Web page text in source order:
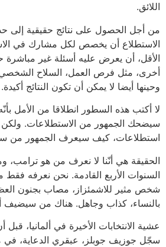
اللائق.
من أجل الحصول على نتائج حقيقية إلى
الاستطلاع أن يخصص لكل مشارك في
الأقل، أن يعرض عليه أسئلة غير
أخرى، مثل فرص العمل، السلاح
وحينها أيضا لا يمكن أن تكون النتائج أكيدة.
لا أكتب هذه السطور انطلاقا من الأمل
سيضحك الجمهور من الاستطلاعات. ولكن
استطلاعات، كيف سيعرف الجمهور من
الحقيقة هي أنّنا لا نعرف من هو ترامب،
السنوات الأربع القادمة. نحن نعرفه فقط
شخص مثير للاشمئزاز، مصاب بجنون
بالنساء، كذاب وجاهل. هناك من سيضيف
عشية الانتخابات الأخيرة في ألمانيا،
سجّل جوزيف جوبلز، عبقري الدعاية، في